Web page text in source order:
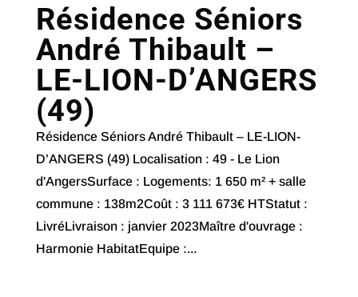
Résidence Séniors
André Thibault –
LE-LION-D’ANGERS
(49)
Résidence Séniors André Thibault – LE-LION-
D’ANGERS (49) Localisation : 49 - Le Lion
d'AngersSurface : Logements: 1 650 m² + salle
commune : 138m2Coût : 3 111 673€ HTStatut :
LivréLivraison : janvier 2023Maître d'ouvrage :
Harmonie HabitatEquipe :...